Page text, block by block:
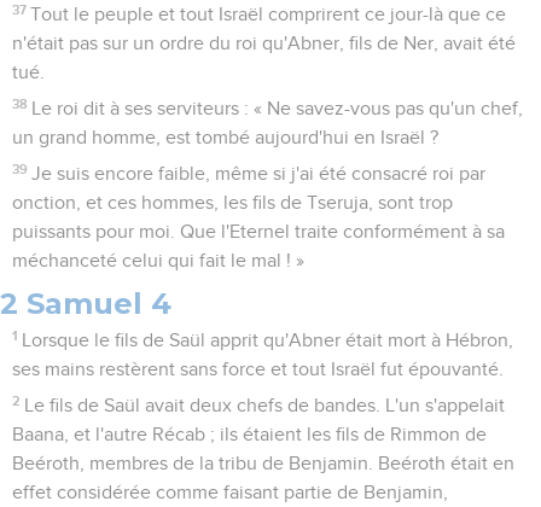
37 Tout le peuple et tout Israël comprirent ce jour-là que ce
n'était pas sur un ordre du roi qu'Abner, fils de Ner, avait été
tué.
38 Le roi dit à ses serviteurs : « Ne savez-vous pas qu'un chef,
un grand homme, est tombé aujourd'hui en Israël ?
39 Je suis encore faible, même si j'ai été consacré roi par
onction, et ces hommes, les fils de Tseruja, sont trop
puissants pour moi. Que l'Eternel traite conformément à sa
méchanceté celui qui fait le mal ! »
2 Samuel 4
1 Lorsque le fils de Saül apprit qu'Abner était mort à Hébron,
ses mains restèrent sans force et tout Israël fut épouvanté.
2 Le fils de Saül avait deux chefs de bandes. L'un s'appelait
Baana, et l'autre Récab ; ils étaient les fils de Rimmon de
Beéroth, membres de la tribu de Benjamin. Beéroth était en
effet considérée comme faisant partie de Benjamin,